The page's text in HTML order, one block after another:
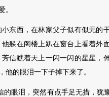
。
东西，在林家父子似有似无的
躲在阁楼上趴在窗台上看着外
信瞧着天上一闪一闪的星星，
的眼泪一下子掉下来了。
眼泪，突然有点手足无措，犹